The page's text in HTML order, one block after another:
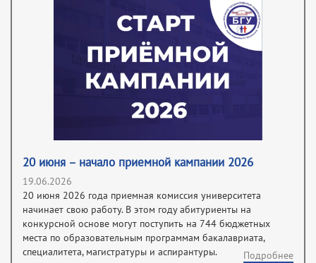
20 июня – начало приемной кампании 2026
19.06.2026
20 июня 2026 года приемная комиссия университета
начинает свою работу. В этом году абитуриенты на
конкурсной основе могут поступить на 744 бюджетных
места по образовательным программам бакалавриата,
специалитета, магистратуры и аспирантуры.
Подробнее